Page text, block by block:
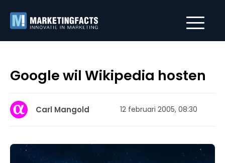
Google wil Wikipedia hosten
Carl Mangold 12 februari 2005, 08:30